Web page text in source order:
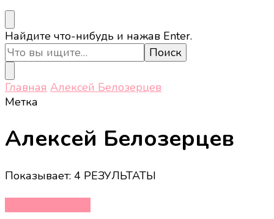
Ищите
что-
то?
Найдите что-нибудь и нажав Enter.
Главная Алексей Белозерцев
Метка
Алексей Белозерцев
Показывает: 4 РЕЗУЛЬТАТЫ